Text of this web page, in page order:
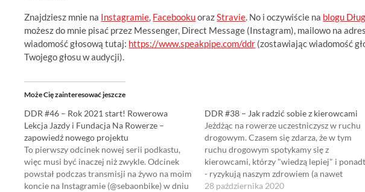
Znajdziesz mnie na Instagramie, FacebookuorazStravie. No i oczywiście na blogu
możesz do mnie pisać przez Messenger, Direct Message (Instagram), mailowo na adres
wiadomość głosową tutaj: https://www.speakpipe.com/ddr (zostawiając wiadomość
Twojego głosu w audycji).
Może Cię zainteresować jeszcze
DDR #46 – Rok 2021 start! Rowerowa
Lekcja Jazdy i Fundacja Na Rowerze –
zapowiedź nowego projektu
To pierwszy odcinek nowej serii podkastu,
więc musi być inaczej niż zwykle. Odcinek
powstał podczas transmisji na żywo na moim
koncie na Instagramie (@sebaonbike) w dniu
DDR #38 – Jak radzić sobie z kierowcami
Jeżdżąc na rowerze uczestniczysz w ruchu
drogowym. Czasem się zdarza, że w tym
ruchu drogowym spotykamy się z
kierowcami, którzy "wiedzą lepiej" i
- ryzykują naszym zdrowiem (a nawet
życiem). Czy jest jakiś sposób na radzenie
28 października 2020